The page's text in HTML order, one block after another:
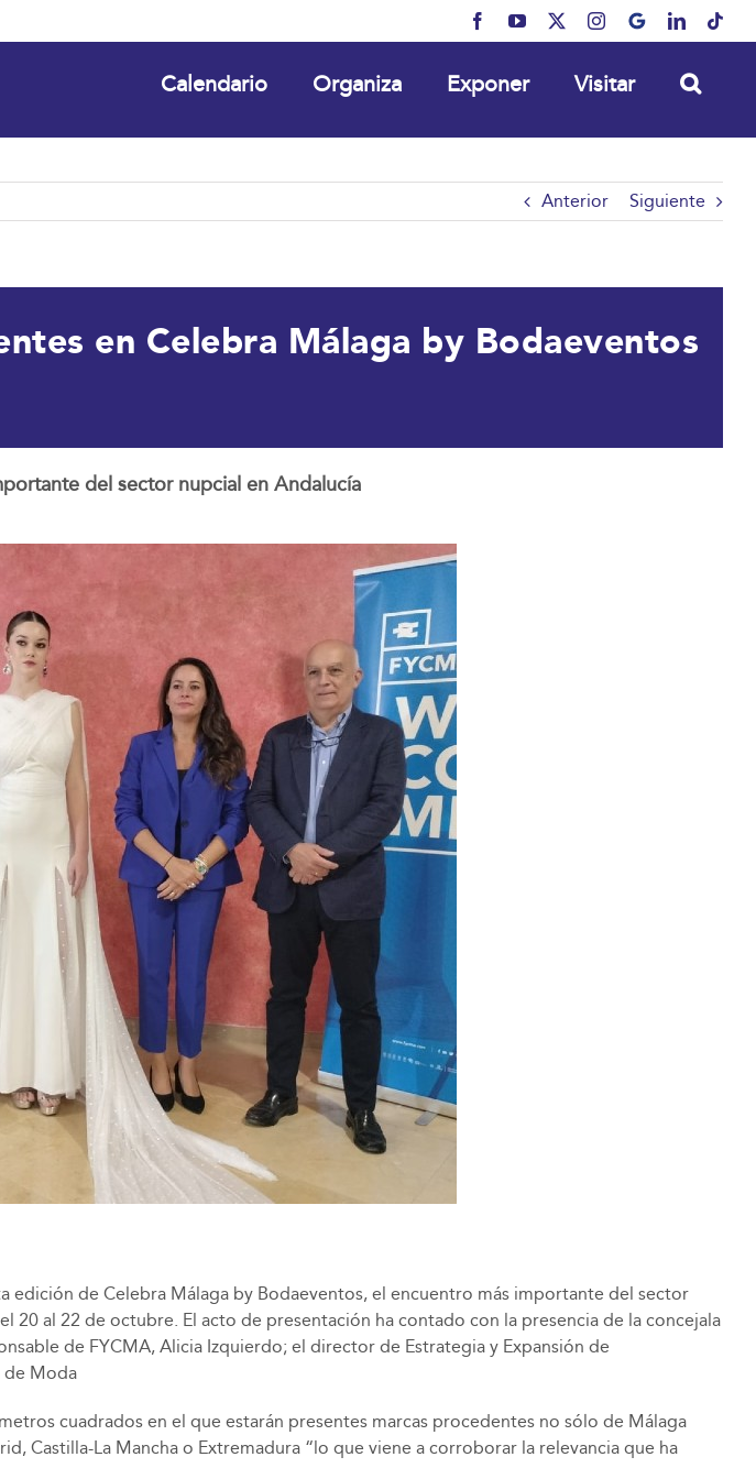
FacebookYouTube Instagram
MyBusinessLinkedIn
Calendario Organiza Exponer Visitar
Anterior Siguiente
en Celebra Málaga by Bodaeventos
del sector nupcial en Andalucía
edición de Celebra Málaga by Bodaeventos, el encuentro más importante del sector
20 al 22 de octubre. El acto de presentación ha contado con la presencia de la concejala
de FYCMA, Alicia Izquierdo; el director de Estrategia y Expansión de
de Moda
cuadrados en el que estarán presentes marcas procedentes no sólo de Málaga
Castilla-La Mancha o Extremadura “lo que viene a corroborar la relevancia que ha